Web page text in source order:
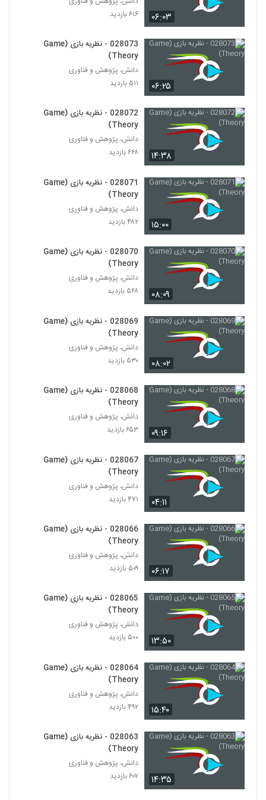
028029 - نظریه پیچیدگی (Complexity
Theory)
۴۵۱ بازدید
Theory)
31
Theory)
028032 - نظریه سیستم ها (Systems
Theory)
۵۰۱ بازدید
Theory)
34
Theory)
35
Theory)
Theory)
۴۱۹ بازدید
37
028037 - نظریه سیستم ها (Systems
Theory)
Theory)
Theory)
۴۲۷ بازدید
40
028040 - نظریه سیستم ها (Systems
Theory)
Theory)
۴۵۶ بازدید
028042 - تجزیه و تحلیل پیچیدگی
۴۷۳ بازدید
43
028043 - تجزیه و تحلیل پیچیدگی
028044 - تجزیه و تحلیل پیچیدگی
(Complex Analytics)
۵۵۹ بازدید
028045 - تجزیه و تحلیل پیچیدگی
(Complex Analytics)
۴۷۹ بازدید
۰۶:۰۳
۶۱۶ بازدید
۰۶:۲۵
028073 - نظریه بازی (Game
Theory)
دانش، پژوهش و فناوری
۵۱۱ بازدید
۱۴:۳۸
028072 - نظریه بازی (Game
Theory)
دانش، پژوهش و فناوری
۶۶۸ بازدید
۱۵:۰۰
028071 - نظریه بازی (Game
Theory)
دانش، پژوهش و فناوری
۴۸۲ بازدید
۰۸:۰۹
028070 - نظریه بازی (Game
Theory)
دانش، پژوهش و فناوری
۵۶۸ بازدید
۰۸:۰۲
028069 - نظریه بازی (Game
Theory)
دانش، پژوهش و فناوری
۵۳۰ بازدید
۰۹:۱۶
028068 - نظریه بازی (Game
Theory)
دانش، پژوهش و فناوری
۶۵۳ بازدید
۰۴:۱۱
028067 - نظریه بازی (Game
Theory)
دانش، پژوهش و فناوری
۴۷۱ بازدید
۰۶:۱۷
028066 - نظریه بازی (Game
Theory)
دانش، پژوهش و فناوری
۵۰۹ بازدید
۱۳:۵۰
028065 - نظریه بازی (Game
Theory)
دانش، پژوهش و فناوری
۵۰۰ بازدید
۱۵:۴۰
028064 - نظریه بازی (Game
Theory)
دانش، پژوهش و فناوری
۴۹۲ بازدید
۱۴:۳۵
028063 - نظریه بازی (Game
Theory)
دانش، پژوهش و فناوری
۶۰۷ بازدید